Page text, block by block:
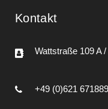
Kontakt
Wattstraße 109 A
+49 (0)621